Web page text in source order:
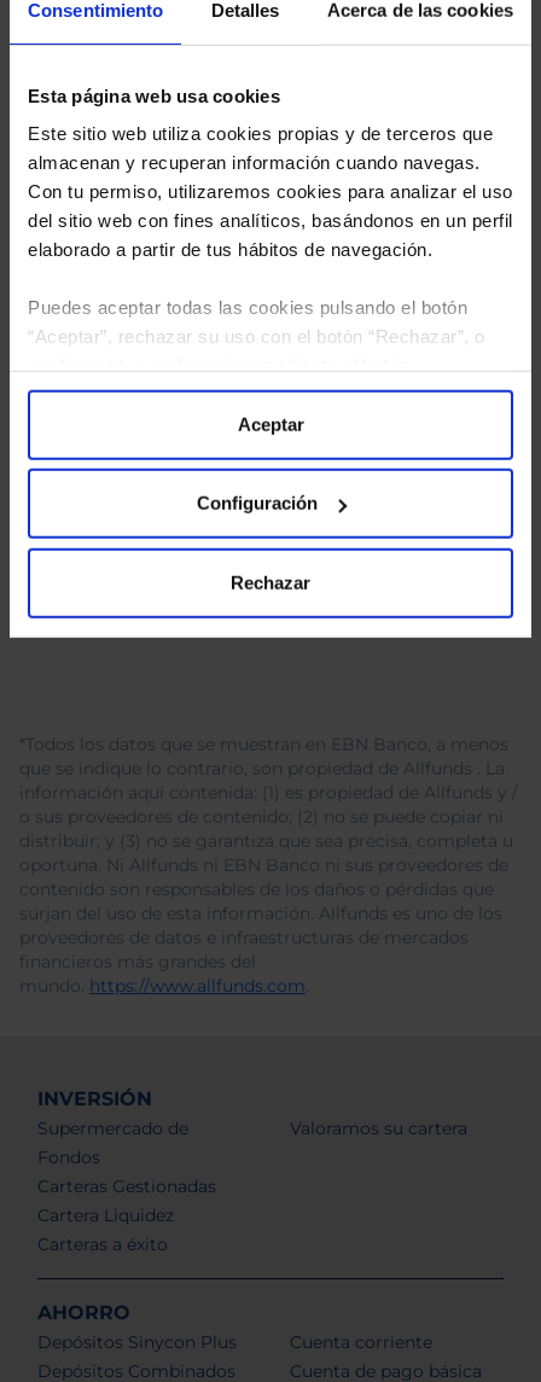
Consentimiento Detalles Acerca de las cookies
Esta página web usa cookies
Este sitio web utiliza cookies propias y de terceros que
almacenan y recuperan información cuando navegas.
Con tu permiso, utilizaremos cookies para analizar el uso
del sitio web con fines analíticos, basándonos en un perfil
elaborado a partir de tus hábitos de navegación.
Puedes aceptar todas las cookies pulsando el botón
“Aceptar”, rechazar su uso con el botón “Rechazar”, o
“Configuración”. Consulta nuestraPolítica
para más información.
Aceptar
Configuración
Rechazar
tratamiento de mis datos personales.
*Todos los datos que se muestran en EBN Banco, a menos
que se indique lo contrario, son propiedad de Allfunds . La
información aquí contenida: (1) es propiedad de Allfunds y /
o sus proveedores de contenido; (2) no se puede copiar ni
distribuir; y (3) no se garantiza que sea precisa, completa u
oportuna. Ni Allfunds ni EBN Banco ni sus proveedores de
contenido son responsables de los daños o pérdidas que
surjan del uso de esta información. Allfunds es uno de los
proveedores de datos e infraestructuras de mercados
financieros más grandes del
mundo. https://www.allfunds.com.
INVERSIÓN
Supermercado de
Fondos
Carteras Gestionadas
Cartera Liquidez
Carteras a éxito
Valoramos su cartera
AHORRO
Depósitos Sinycon Plus
Depósitos Combinados
Cuenta corriente
Cuenta de pago básica